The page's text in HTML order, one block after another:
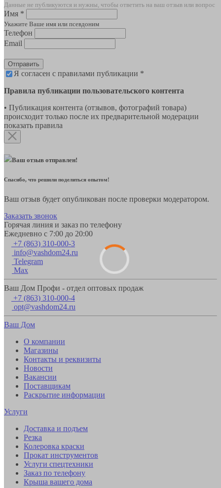
Данные не публикуются и нужны, чтобы ответить на ваш отзыв или вопрос
Имя *
Укажите Ваше имя или псевдоним
Телефон
Email
Отправить
Я согласен с правилами публикации *
Правила публикации пользовательского контента
• Публикация контента (отзывов, фотографий товара)
происходит только после их предварительной модерации
показать правила
Ваш отзыв отправлен!
Спасибо, что решили поделиться опытом!
Ваш отзыв будет опубликован после проверки модератором.
Заказать звонок
Горячая линия и заказ по телефону
Ежедневно с 7:00 до 20:00
+7 (863) 310-000-3
info@vashdom24.ru
Telegram
Max
Ваш Дом Профи - отдел оптовых продаж
+7 (863) 310-000-4
opt@vashdom24.ru
Ваш Дом
О компании
Магазины
Контакты и реквизиты
Новости
Вакансии
Поставщикам
Раскрытие информации
Услуги
Доставка и подъем
Резка
Колеровка краски
Прокат инструментов
Услуги спецтехники
Заказ по телефону
Крыша вашего дома